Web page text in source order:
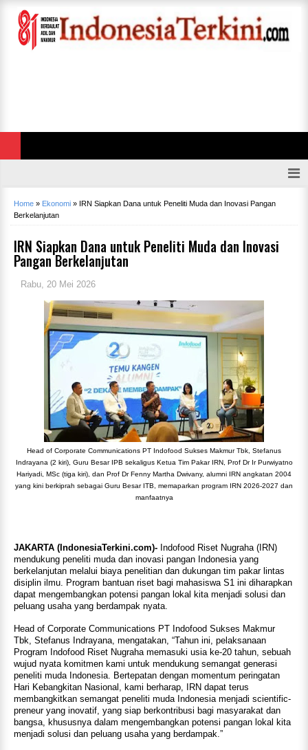
Home » Ekonomi » IRN Siapkan Dana untuk Peneliti Muda dan Inovasi Pangan
Berkelanjutan
IRN Siapkan Dana untuk Peneliti Muda dan Inovasi
Pangan Berkelanjutan
Rabu, 20 Mei 2026
Head of Corporate Communications PT Indofood Sukses Makmur Tbk, Stefanus
Indrayana (2 kiri), Guru Besar IPB sekaligus Ketua Tim Pakar IRN, Prof Dr Ir Purwiyatno
Hariyadi, MSc (tiga kiri), dan Prof Dr Fenny Martha Dwivany, alumni IRN angkatan 2004
yang kini berkiprah sebagai Guru Besar ITB, memaparkan program IRN 2026-2027 dan
manfaatnya
JAKARTA (IndonesiaTerkini.com)- Indofood Riset Nugraha (IRN)
mendukung peneliti muda dan inovasi pangan Indonesia yang
berkelanjutan melalui biaya penelitian dan dukungan tim pakar lintas
disiplin ilmu. Program bantuan riset bagi mahasiswa S1 ini diharapkan
dapat mengembangkan potensi pangan lokal kita menjadi solusi dan
peluang usaha yang berdampak nyata.
Head of Corporate Communications PT Indofood Sukses Makmur
Tbk, Stefanus Indrayana, mengatakan, “Tahun ini, pelaksanaan
Program Indofood Riset Nugraha memasuki usia ke-20 tahun, sebuah
wujud nyata komitmen kami untuk mendukung semangat generasi
peneliti muda Indonesia. Bertepatan dengan momentum peringatan
Hari Kebangkitan Nasional, kami berharap, IRN dapat terus
membangkitkan semangat peneliti muda Indonesia menjadi scientific-
preneur yang inovatif, yang siap berkontribusi bagi masyarakat dan
bangsa, khususnya dalam mengembangkan potensi pangan lokal kita
menjadi solusi dan peluang usaha yang berdampak.”